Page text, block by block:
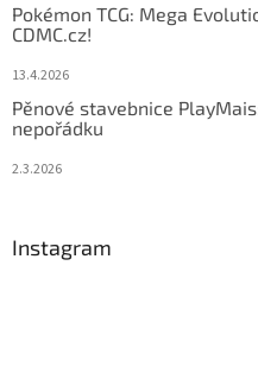
Pokémon TCG: Mega
CDMC.cz!
13.4.2026
Pěnové stavebnice
nepořádku
2.3.2026
Instagram